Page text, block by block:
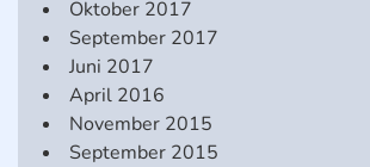
Oktober 2017
September 2017
Juni 2017
April 2016
November 2015
September 2015